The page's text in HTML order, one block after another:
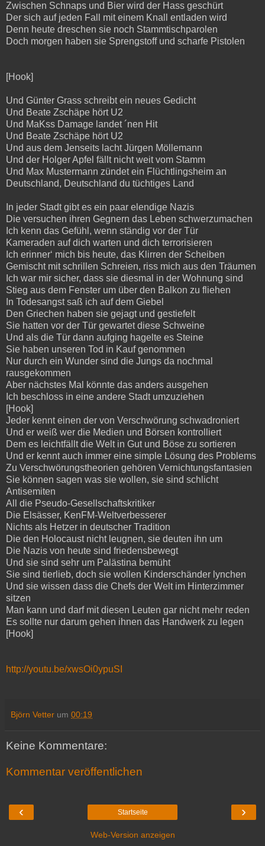
Zwischen Schnaps und Bier wird der Hass geschürt
Der sich auf jeden Fall mit einem Knall entladen wird
Denn heute dreschen sie noch Stammtischparolen
Doch morgen haben sie Sprengstoff und scharfe Pistolen
[Hook]
Und Günter Grass schreibt ein neues Gedicht
Und Beate Zschäpe hört U2
Und MaKss Damage landet ´nen Hit
Und Beate Zschäpe hört U2
Und aus dem Jenseits lacht Jürgen Möllemann
Und der Holger Apfel fällt nicht weit vom Stamm
Und Max Mustermann zündet ein Flüchtlingsheim an
Deutschland, Deutschland du tüchtiges Land
In jeder Stadt gibt es ein paar elendige Nazis
Die versuchen ihren Gegnern das Leben schwerzumachen
Ich kenn das Gefühl, wenn ständig vor der Tür
Kameraden auf dich warten und dich terrorisieren
Ich erinner‘ mich bis heute, das Klirren der Scheiben
Gemischt mit schrillen Schreien, riss mich aus den Träumen
Ich war mir sicher, dass sie diesmal in der Wohnung sind
Stieg aus dem Fenster um über den Balkon zu fliehen
In Todesangst saß ich auf dem Giebel
Den Griechen haben sie gejagt und gestiefelt
Sie hatten vor der Tür gewartet diese Schweine
Und als die Tür dann aufging hagelte es Steine
Sie haben unseren Tod in Kauf genommen
Nur durch ein Wunder sind die Jungs da nochmal
rausgekommen
Aber nächstes Mal könnte das anders ausgehen
Ich beschloss in eine andere Stadt umzuziehen
[Hook]
Jeder kennt einen der von Verschwörung schwadroniert
Und er weiß wer die Medien und Börsen kontrolliert
Dem es leichtfällt die Welt in Gut und Böse zu sortieren
Und er kennt auch immer eine simple Lösung des Problems
Zu Verschwörungstheorien gehören Vernichtungsfantasien
Sie können sagen was sie wollen, sie sind schlicht
Antisemiten
All die Pseudo-Gesellschaftskritiker
Die Elsässer, KenFM-Weltverbesserer
Nichts als Hetzer in deutscher Tradition
Die den Holocaust nicht leugnen, sie deuten ihn um
Die Nazis von heute sind friedensbewegt
Und sie sind sehr um Palästina bemüht
Sie sind tierlieb, doch sie wollen Kinderschänder lynchen
Und sie wissen dass die Chefs der Welt im Hinterzimmer
sitzen
Man kann und darf mit diesen Leuten gar nicht mehr reden
Es sollte nur darum gehen ihnen das Handwerk zu legen
[Hook]
http://youtu.be/xwsOi0ypuSI
Björn Vetter um 00:19
Keine Kommentare:
Kommentar veröffentlichen
‹ ›
Startseite
Web-Version anzeigen